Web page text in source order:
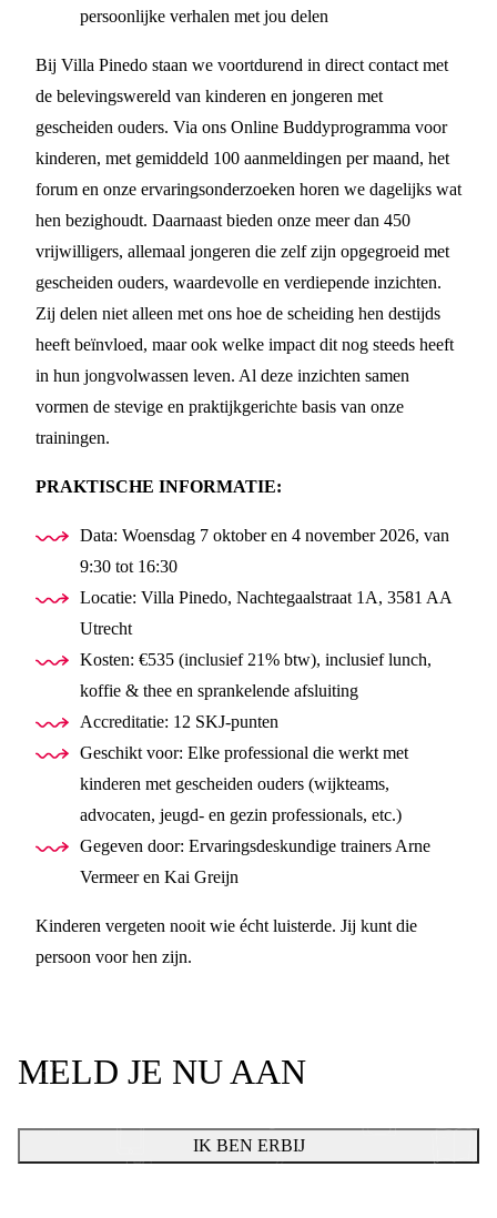
persoonlijke verhalen met jou delen
Bij Villa Pinedo staan we voortdurend in direct contact met
de belevingswereld van kinderen en jongeren met
gescheiden ouders. Via ons Online Buddyprogramma voor
kinderen, met gemiddeld 100 aanmeldingen per maand, het
forum en onze ervaringsonderzoeken horen we dagelijks wat
hen bezighoudt. Daarnaast bieden onze meer dan 450
vrijwilligers, allemaal jongeren die zelf zijn opgegroeid met
gescheiden ouders, waardevolle en verdiepende inzichten.
Zij delen niet alleen met ons hoe de scheiding hen destijds
heeft beïnvloed, maar ook welke impact dit nog steeds heeft
in hun jongvolwassen leven. Al deze inzichten samen
vormen de stevige en praktijkgerichte basis van onze
trainingen.
PRAKTISCHE INFORMATIE:
Data: Woensdag 7 oktober en 4 november 2026, van
9:30 tot 16:30
Locatie: Villa Pinedo, Nachtegaalstraat 1A, 3581 AA
Utrecht
Kosten: €535 (inclusief 21% btw), inclusief lunch,
koffie & thee en sprankelende afsluiting
Accreditatie: 12 SKJ-punten
Geschikt voor: Elke professional die werkt met
kinderen met gescheiden ouders (wijkteams,
advocaten, jeugd- en gezin professionals, etc.)
Gegeven door: Ervaringsdeskundige trainers Arne
Vermeer en Kai Greijn
Kinderen vergeten nooit wie écht luisterde. Jij kunt die
persoon voor hen zijn.
MELD JE NU AAN
IK BEN ERBIJ